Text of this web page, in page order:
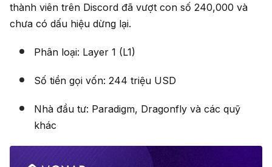
thành viên trên Discord đã vượt con số 240,000 và
chưa có dấu hiệu dừng lại.
Phân loại: Layer 1 (L1)
Số tiền gọi vốn: 244 triệu USD
Nhà đầu tư: Paradigm, Dragonfly và các quỹ
khác